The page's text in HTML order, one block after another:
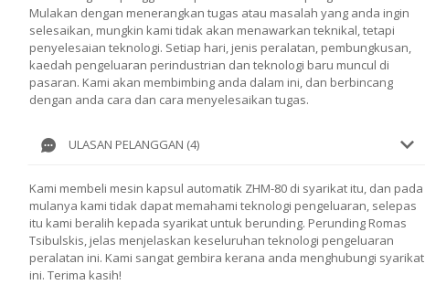
Mulakan dengan menerangkan tugas atau masalah yang anda ingin
selesaikan, mungkin kami tidak akan menawarkan teknikal, tetapi
penyelesaian teknologi. Setiap hari, jenis peralatan, pembungkusan,
kaedah pengeluaran perindustrian dan teknologi baru muncul di
pasaran. Kami akan membimbing anda dalam ini, dan berbincang
dengan anda cara dan cara menyelesaikan tugas.
ULASAN PELANGGAN (4)
Kami membeli mesin kapsul automatik ZHM-80 di syarikat itu, dan pada
mulanya kami tidak dapat memahami teknologi pengeluaran, selepas
itu kami beralih kepada syarikat untuk berunding. Perunding Romas
Tsibulskis, jelas menjelaskan keseluruhan teknologi pengeluaran
peralatan ini. Kami sangat gembira kerana anda menghubungi syarikat
ini. Terima kasih!